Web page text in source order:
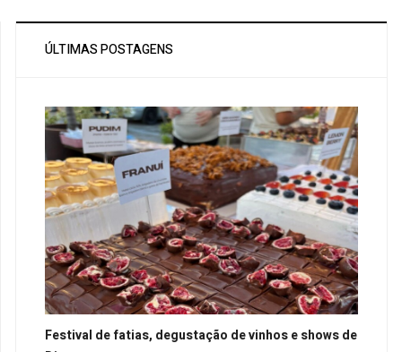
ÚLTIMAS POSTAGENS
Festival de fatias, degustação de vinhos e shows de